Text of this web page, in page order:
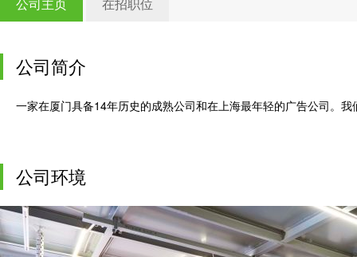
公司简介
一家在厦门具备14年历史的成熟公司和在上海最年轻的广告公司。
公司环境